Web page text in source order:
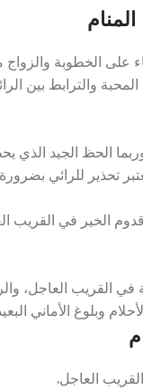
على الخطوبة
والترابط بين
الحظ الجيد الذي
تحذير للرائي
الخير في القريب
القريب العاجل،
وبلوغ الأماني
العاجل.